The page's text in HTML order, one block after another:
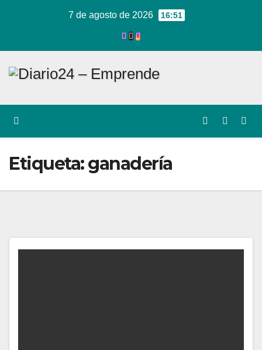
7 de agosto de 2026 16:51
Etiqueta:ganadería